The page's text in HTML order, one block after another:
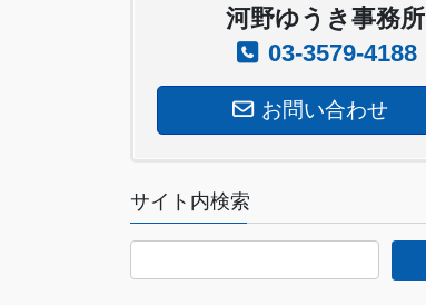
河野ゆうき事務所
03-3579-4188
お問い合わせ
サイト内検索